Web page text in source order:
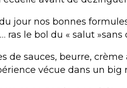
jour nos bonnes
ras le bol du « salut
de sauces, beurre,
vécue dans un big